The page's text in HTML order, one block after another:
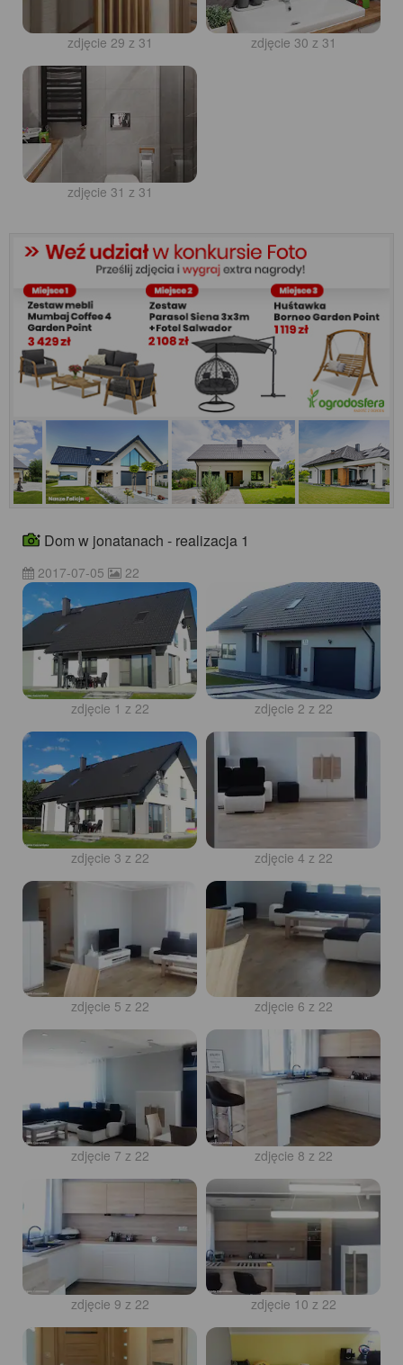
zdjęcie 29 z 31 zdjęcie 30 z 31
zdjęcie 31 z 31
Dom w jonatanach - realizacja 1
2017-07-05 22
zdjęcie 1 z 22 zdjęcie 2 z 22
zdjęcie 3 z 22 zdjęcie 4 z 22
zdjęcie 5 z 22 zdjęcie 6 z 22
zdjęcie 7 z 22 zdjęcie 8 z 22
zdjęcie 9 z 22 zdjęcie 10 z 22